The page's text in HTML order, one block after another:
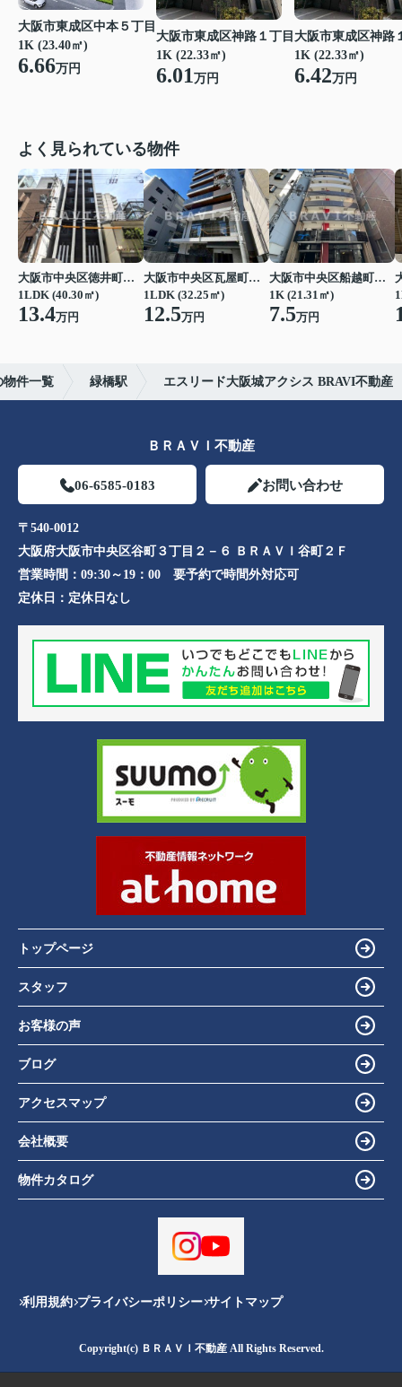
大阪市東成区中本５丁目
1K (23.40㎡)
6.66万円
大阪市東成区神路１丁目
1K (22.33㎡)
6.01万円
大阪市東成区神路
1K (22.33㎡)
6.42万円
よく見られている物件
大阪市中央区徳井町２丁目
1LDK (40.30㎡)
13.4万円
大阪市中央区瓦屋町１丁目
1LDK (32.25㎡)
12.5万円
大阪市中央区船越町２丁目
1K (21.31㎡)
7.5万円
物件一覧 緑橋駅 エスリード大阪城アクシス BRAVI不動産
ＢＲＡＶＩ不動産
06-6585-0183 お問い合わせ
〒540-0012
大阪府大阪市中央区谷町３丁目２－６ ＢＲＡＶＩ谷町２Ｆ
営業時間： 09:30～19：00 要予約で時間外対応可
定休日： 定休日なし
トップページ
スタッフ
お客様の声
ブログ
アクセスマップ
会社概要
物件カタログ
利用規約 プライバシーポリシー サイトマップ
Copyright(c) ＢＲＡＶＩ不動産 All Rights Reserved.